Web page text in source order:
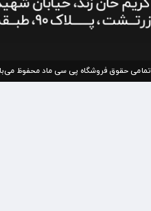
تمامی حقوق فروشگاه پی سی ماد محفوظ